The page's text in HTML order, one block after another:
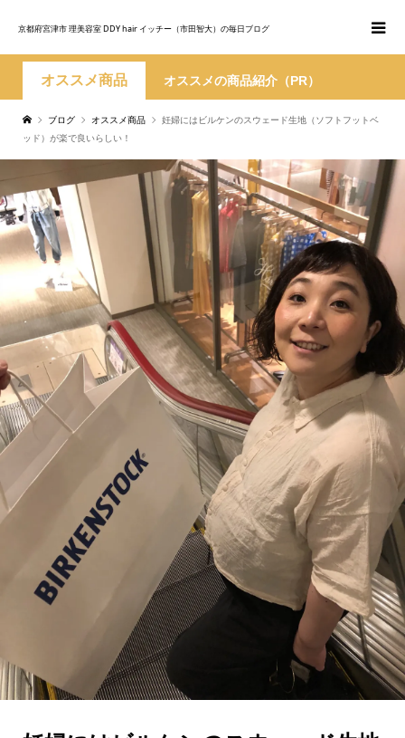
京都府宮津市 理美容室 DDY hair イッチー（市田智大）の毎日ブログ
オススメ商品 オススメの商品紹介（PR）
ブログ オススメ商品
妊婦にはビルケンのスウェード生地（ソフトフットベ
ッド）が楽で良いらしい！